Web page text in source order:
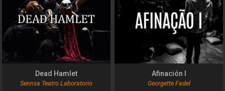
Dead Hamlet
Sennsa Teatro Laboratorio
Afinación I
Georgette Fadel